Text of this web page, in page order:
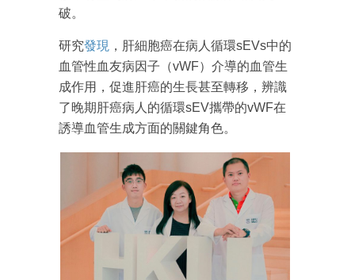
破。
研究發現 ，肝細胞癌在病人循環sEVs中的
血管性血友病因子（vWF）介導的血管生
成作用，促進肝癌的生長甚至轉移，辨識
了晚期肝癌病人的循環sEV攜帶的vWF在
誘導血管生成方面的關鍵角色。